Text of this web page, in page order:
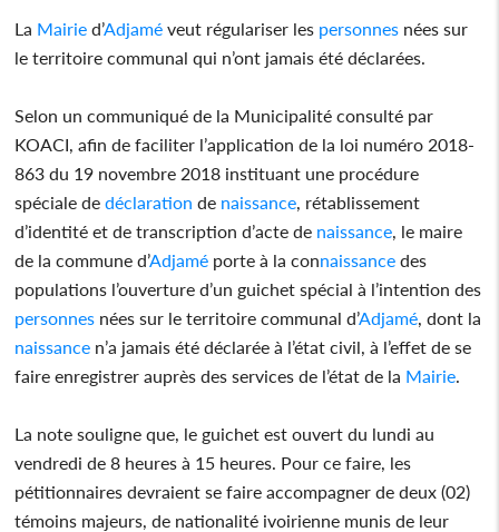
La Mairie d’Adjamé veut régulariser les personnes nées sur
le territoire communal qui n’ont jamais été déclarées.
Selon un communiqué de la Municipalité consulté par
KOACI, afin de faciliter l’application de la loi numéro 2018-
863 du 19 novembre 2018 instituant une procédure
spéciale dedéclaration de naissance, rétablissement
d’identité et de transcription d’acte de naissance, le maire
de la commune d’Adjamé porte à la connaissance des
populations l’ouverture d’un guichet spécial à l’intention des
personnes nées sur le territoire communal d’Adjamé, dont la
naissance n’a jamais été déclarée à l’état civil, à l’effet de se
faire enregistrer auprès des services de l’état de la Mairie.
La note souligne que, le guichet est ouvert du lundi au
vendredi de 8 heures à 15 heures. Pour ce faire, les
pétitionnaires devraient se faire accompagner de deux (02)
témoins majeurs, de nationalité ivoirienne munis de leur